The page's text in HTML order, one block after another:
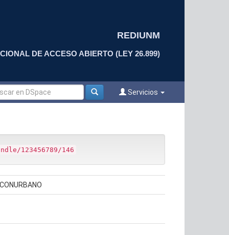
REDIUNM
DE ACCESO ABIERTO (LEY 26.899)
Servicios
123456789/146